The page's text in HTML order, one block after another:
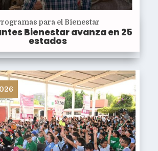
para el Bienestar
Bienestar avanza en 25
estados